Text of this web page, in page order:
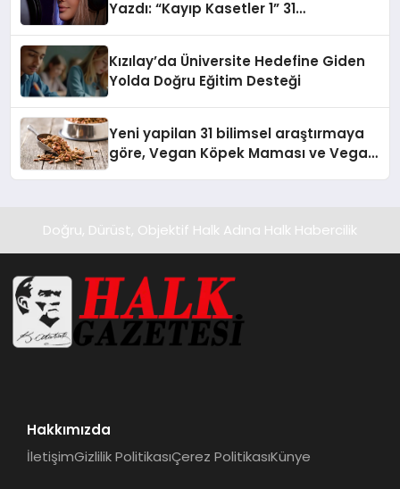
Yazdı: “Kayıp Kasetler 1” 31
Kızılay’da Üniversite Hedefine Giden
Yolda Doğru Eğitim Desteği
Yeni yapilan 31 bilimsel araştırmaya
göre, Vegan Köpek Maması ve Vegan
Doğru, Dürüst, Objektif Halk Adına Halk Habercilik
Hakkımızda
İletişimGizlilik PolitikasıÇerez PolitikasıKünye